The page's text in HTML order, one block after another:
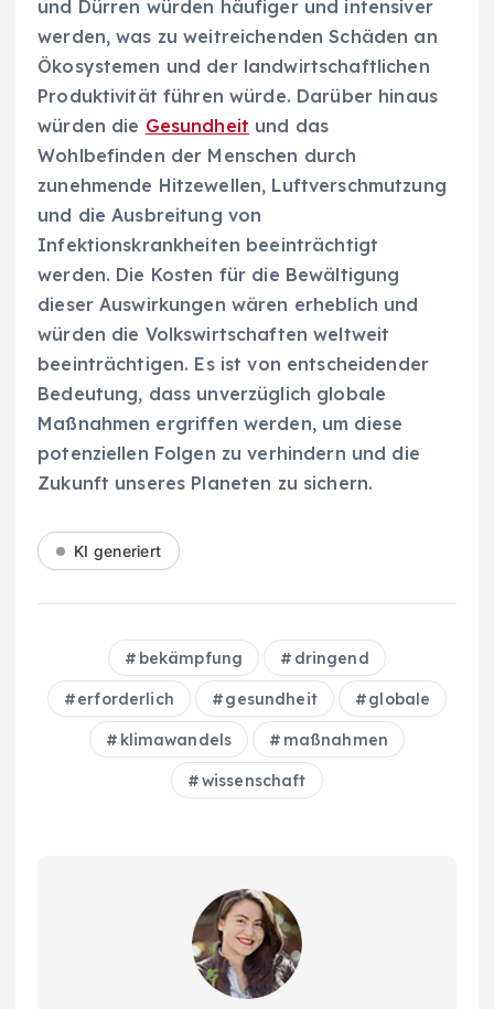
und Dürren würden häufiger und intensiver
werden, was zu weitreichenden Schäden an
Ökosystemen und der landwirtschaftlichen
Produktivität führen würde. Darüber hinaus
würden die Gesundheit und das
Wohlbefinden der Menschen durch
zunehmende Hitzewellen, Luftverschmutzung
und die Ausbreitung von
Infektionskrankheiten beeinträchtigt
werden. Die Kosten für die Bewältigung
dieser Auswirkungen wären erheblich und
würden die Volkswirtschaften weltweit
beeinträchtigen. Es ist von entscheidender
Bedeutung, dass unverzüglich globale
Maßnahmen ergriffen werden, um diese
potenziellen Folgen zu verhindern und die
Zukunft unseres Planeten zu sichern.
KI generiert
bekämpfung dringend
erforderlich gesundheit globale
klimawandels maßnahmen
wissenschaft